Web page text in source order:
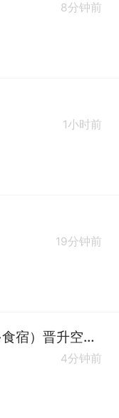
8分钟前
1小时前
19分钟前
机器人焊接摆件（计件、五险+食宿）晋升空间大
4分钟前